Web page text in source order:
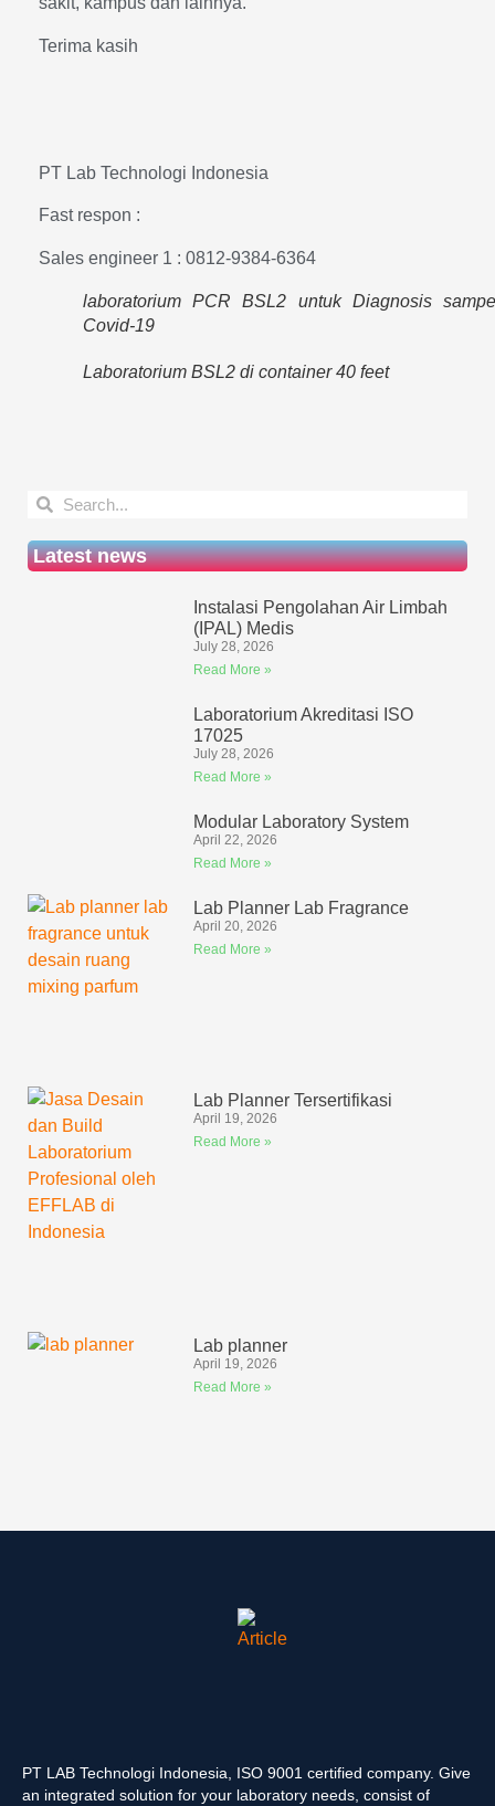
Terima kasih
PT Lab Technologi Indonesia
Fast respon :
Sales engineer 1 : 0812-9384-6364
laboratorium PCR BSL2 untuk Diagnosis
Covid-19
Laboratorium BSL2 di container 40 feet
Latest news
Instalasi Pengolahan Air Limbah
(IPAL) Medis
July 28, 2026
Read More »
Laboratorium Akreditasi ISO
17025
July 28, 2026
Read More »
Modular Laboratory System
April 22, 2026
Read More »
Lab Planner Lab Fragrance
April 20, 2026
Read More »
Lab Planner Tersertifikasi
April 19, 2026
Read More »
Lab planner
April 19, 2026
Read More »
PT LAB Technologi Indonesia, ISO 9001 certified company. Give
an integrated solution for your laboratory needs, consist of